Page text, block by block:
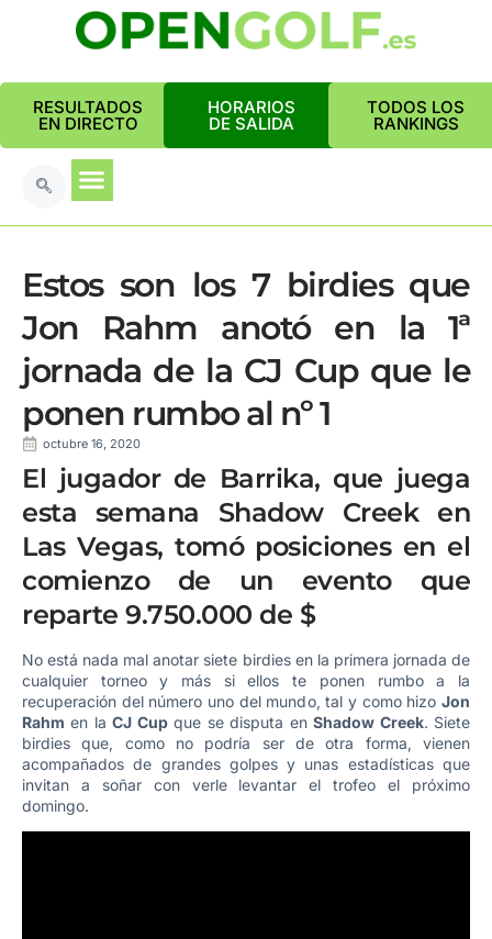
RESULTADOS
EN DIRECTO
HORARIOS
DE SALIDA
TODOS LOS
RANKINGS
Estos son los 7 birdies que
Jon Rahm anotó en la 1ª
jornada de la CJ Cup que le
ponen rumbo al nº 1
octubre 16, 2020
El jugador de Barrika, que juega
esta semana Shadow Creek en
Las Vegas, tomó posiciones en el
comienzo de un evento que
reparte 9.750.000 de $
No está nada mal anotar siete birdies en la primera jornada de
cualquier torneo y más si ellos te ponen rumbo a la
recuperación del número uno del mundo, tal y como hizo Jon
Rahm en laCJ Cupque se disputa enShadow Creek. Siete
birdies que, como no podría ser de otra forma, vienen
acompañados de grandes golpes y unas estadísticas que
invitan a soñar con verle levantar el trofeo el próximo
domingo.